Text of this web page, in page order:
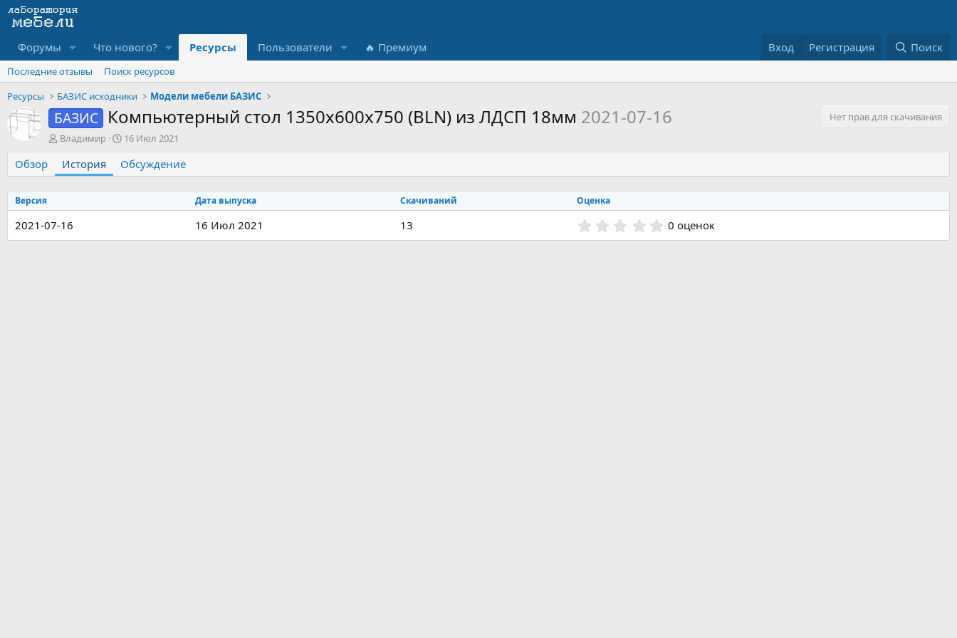
Форумы Что нового? Ресурсы Пользователи 🔥 Премиум Вход Регистрация Поиск
Последние отзывы
Поиск ресурсов
Ресурсы
БАЗИС исходники Модели мебели БАЗИС
БАЗИС Компьютерный стол 1350х600х750 (BLN) из ЛДСП 18мм 2021-07-16
Нет прав для скачивания
А
т
о
р
Владимир
Д
т
а
с
з
а
16 Июл 2021
Обзор История Обсуждение
Версия Дата выпуска Скачиваний Оценка
2021-07-16 16 Июл 2021 13 0
.
0 оценок